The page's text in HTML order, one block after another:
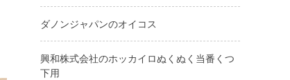
ダノンジャパンのオイコス
興和株式会社のホッカイロぬくぬく当番くつ
下用